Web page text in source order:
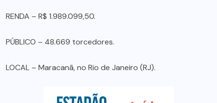
RENDA – R$ 1.989.099,50.
PÚBLICO – 48.669 torcedores.
LOCAL – Maracanã, no Rio de Janeiro (RJ).